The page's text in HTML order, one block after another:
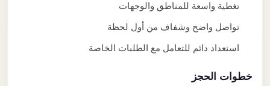
تغطية واسعة للمناطق والوجهات
تواصل واضح وشفاف من أول لحظة
استعداد دائم للتعامل مع الطلبات الخاصة
خطوات الحجز